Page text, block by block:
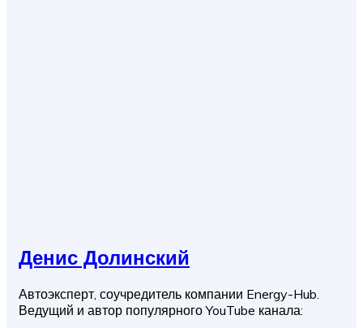
Денис Долинский
Автоэксперт, соучредитель компании Energy-Hub.
Ведущий и автор популярного YouTube канала: